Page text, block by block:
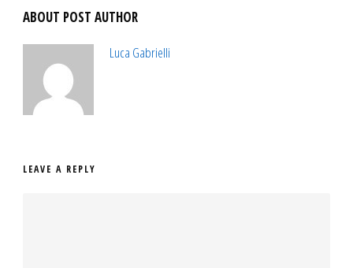
ABOUT POST AUTHOR
Luca Gabrielli
LEAVE A REPLY